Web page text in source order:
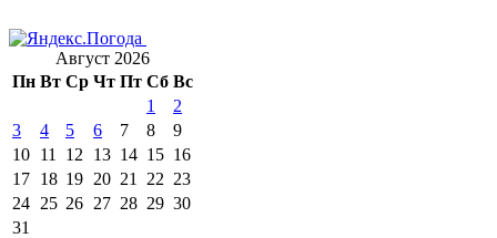
Август 2026
Пн Вт Ср Чт Пт Сб Вс
1
2
3
4 5 6 7 8
9
10 11 12 13 14 15 16
17 18 19 20 21 22 23
24 25 26 27 28 29 30
31